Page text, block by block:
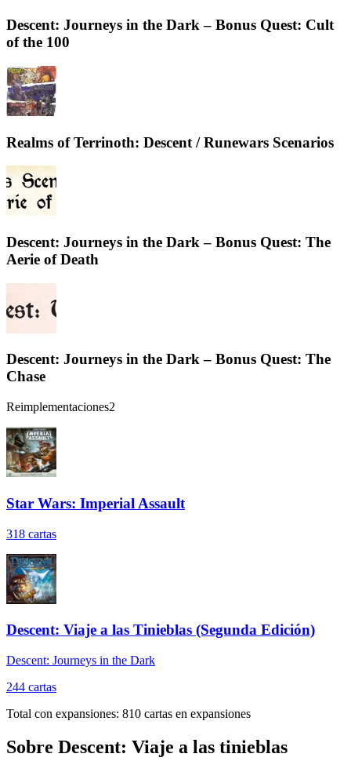
Descent: Journeys in the Dark – Bonus Quest: Cult
of the 100
Realms of Terrinoth: Descent / Runewars Scenarios
Descent: Journeys in the Dark – Bonus Quest: The
Aerie of Death
Descent: Journeys in the Dark – Bonus Quest: The
Chase
Reimplementaciones2
Star Wars: Imperial Assault
318 cartas
Descent: Viaje a las Tinieblas (Segunda Edición)
Descent: Journeys in the Dark
244 cartas
Total con expansiones: 810 cartas en expansiones
Sobre Descent: Viaje a las tinieblas